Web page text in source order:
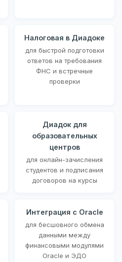
Налоговая в Диадоке
для быстрой подготовки
ответов на требования
ФНС и встречные
проверки
Диадок для
образовательных
центров
для онлайн-зачисления
студентов и подписания
договоров на курсы
Интеграция с Oracle
для бесшовного обмена
данными между
финансовыми модулями
Oracle и ЭДО